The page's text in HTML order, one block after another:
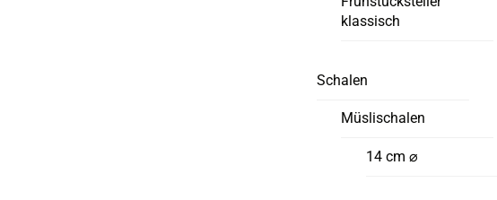
klassisch
Schalen
Müslischalen
14 cm ⌀